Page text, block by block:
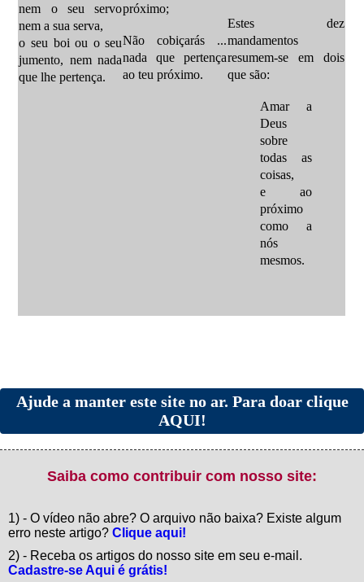
nem o seu servo
nem a sua serva,
o seu boi ou o seu
jumento, nem nada
que lhe pertença.
próximo;
Não cobiçarás ...
nada que pertença
ao teu próximo.
Estes dez
mandamentos
resumem-se em dois
que são:
Amar a
Deus
sobre
todas as
coisas,
e ao
próximo
como a
nós
mesmos.
Ajude a manter este site no ar. Para doar clique
AQUI!
Saiba como contribuir com nosso site:
1) - O vídeo não abre? O arquivo não baixa? Existe algum
erro neste artigo? Clique aqui!
2) - Receba os artigos do nosso site em seu e-mail.
Cadastre-se Aqui é grátis!